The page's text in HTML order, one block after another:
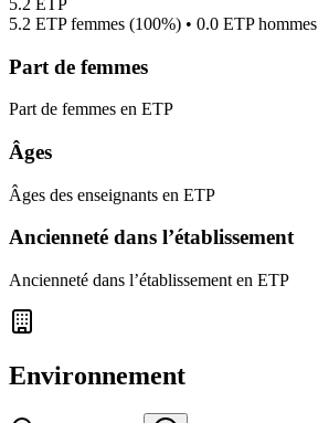
5.2 ETP femmes (100%) • 0.0 ETP hommes
Part de femmes
Part de femmes en ETP
Âges
Âges des enseignants en ETP
Ancienneté dans l’établissement
Ancienneté dans l’établissement en ETP
Environnement